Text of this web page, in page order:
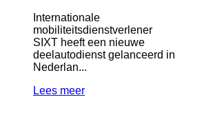
Internationale
mobiliteitsdienstverlener
SIXT heeft een nieuwe
deelautodienst gelanceerd in
Nederlan...
Lees meer